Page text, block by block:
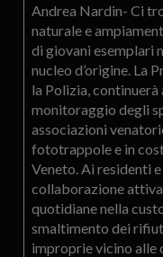
Andrea Nardin- Ci
naturale e
di giovani esemplari
nucleo d’origine. La
la Polizia, continuerà
monitoraggio degli
associazioni
fototrappole e in
Veneto. Ai residenti
collaborazione
quotidiane nella
smaltimento dei
improprie vicino alle